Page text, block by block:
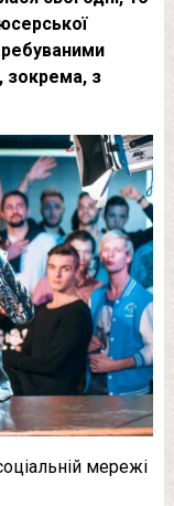
зокрема, з
мережі